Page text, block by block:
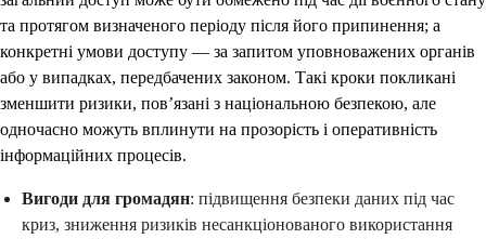
та протягом визначеного періоду після його припинення; а
конкретні умови доступу — за запитом уповноважених органів
або у випадках, передбачених законом. Такі кроки покликані
зменшити ризики, пов’язані з національною безпекою, але
одночасно можуть вплинути на прозорість і оперативність
інформаційних процесів.
Вигоди для громадян: підвищення безпеки даних під час
криз, зниження ризиків несанкціонованого використання